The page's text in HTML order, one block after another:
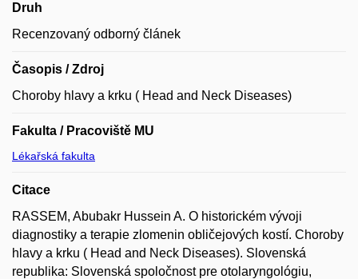
Druh
Recenzovaný odborný článek
Časopis / Zdroj
Choroby hlavy a krku ( Head and Neck Diseases)
Fakulta / Pracoviště MU
Lékařská fakulta
Citace
RASSEM, Abubakr Hussein A. O historickém vývoji
diagnostiky a terapie zlomenin obličejových kostí. Choroby
hlavy a krku ( Head and Neck Diseases). Slovenská
republika: Slovenská spoločnost pre otolaryngológiu,